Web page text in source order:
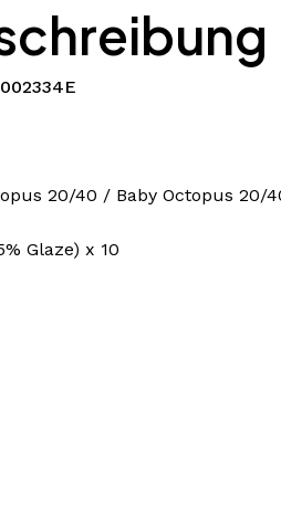
20/40 / Baby Octopus 20/
Glaze) x 10